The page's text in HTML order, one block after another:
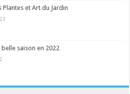
Plantes et Art du Jardin
saison en 2022